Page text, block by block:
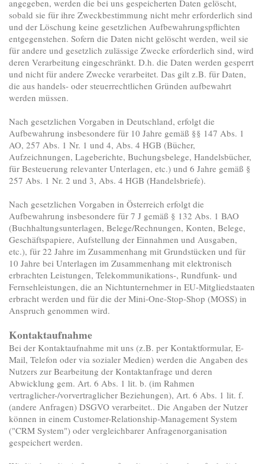
angegeben, werden die bei uns gespeicherten Daten gelöscht,
sobald sie für ihre Zweckbestimmung nicht mehr erforderlich sind
und der Löschung keine gesetzlichen Aufbewahrungspflichten
entgegenstehen. Sofern die Daten nicht gelöscht werden, weil sie
für andere und gesetzlich zulässige Zwecke erforderlich sind, wird
deren Verarbeitung eingeschränkt. D.h. die Daten werden gesperrt
und nicht für andere Zwecke verarbeitet. Das gilt z.B. für Daten,
die aus handels- oder steuerrechtlichen Gründen aufbewahrt
werden müssen.
Nach gesetzlichen Vorgaben in Deutschland, erfolgt die
Aufbewahrung insbesondere für 10 Jahre gemäß §§ 147 Abs. 1
AO, 257 Abs. 1 Nr. 1 und 4, Abs. 4 HGB (Bücher,
Aufzeichnungen, Lageberichte, Buchungsbelege, Handelsbücher,
für Besteuerung relevanter Unterlagen, etc.) und 6 Jahre gemäß §
257 Abs. 1 Nr. 2 und 3, Abs. 4 HGB (Handelsbriefe).
Nach gesetzlichen Vorgaben in Österreich erfolgt die
Aufbewahrung insbesondere für 7 J gemäß § 132 Abs. 1 BAO
(Buchhaltungsunterlagen, Belege/Rechnungen, Konten, Belege,
Geschäftspapiere, Aufstellung der Einnahmen und Ausgaben,
etc.), für 22 Jahre im Zusammenhang mit Grundstücken und für
10 Jahre bei Unterlagen im Zusammenhang mit elektronisch
erbrachten Leistungen, Telekommunikations-, Rundfunk- und
Fernsehleistungen, die an Nichtunternehmer in EU-Mitgliedstaaten
erbracht werden und für die der Mini-One-Stop-Shop (MOSS) in
Anspruch genommen wird.
Kontaktaufnahme
Bei der Kontaktaufnahme mit uns (z.B. per Kontaktformular, E-
Mail, Telefon oder via sozialer Medien) werden die Angaben des
Nutzers zur Bearbeitung der Kontaktanfrage und deren
Abwicklung gem. Art. 6 Abs. 1 lit. b. (im Rahmen
vertraglicher-/vorvertraglicher Beziehungen), Art. 6 Abs. 1 lit. f.
(andere Anfragen) DSGVO verarbeitet.. Die Angaben der Nutzer
können in einem Customer-Relationship-Management System
("CRM System") oder vergleichbarer Anfragenorganisation
gespeichert werden.